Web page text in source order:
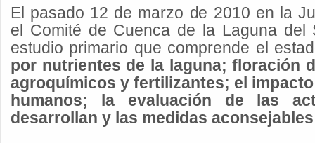
El pasado 12 de marzo de 2010 en la
el Comité de Cuenca de la Laguna del
estudio primario que comprende el
por nutrientes de la laguna; floración
agroquímicos y fertilizantes; el
humanos; la evaluación de las
desarrollan y las medidas aconsejables